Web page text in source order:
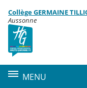
Menu de la rubrique
Contenu
Collège GERMAINE
Aussonne
MENU